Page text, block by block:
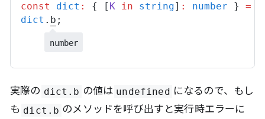
const dict : { [ K in string] : number } =
dict . b ;
number
実際の dict.b の値は undefined になるので、もし
も dict.b のメソッドを呼び出すと実行時エラーに